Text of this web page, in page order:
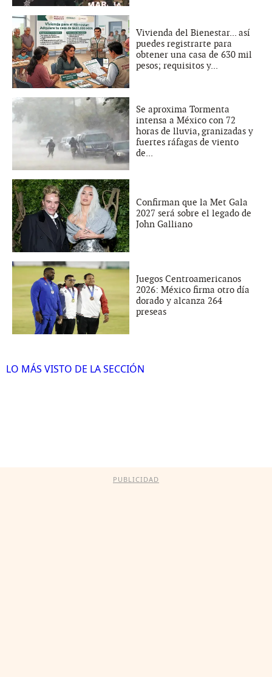
Vivienda del Bienestar... así
puedes registrarte para
obtener una casa de 630 mil
pesos; requisitos y...
Se aproxima Tormenta
intensa a México con 72
horas de lluvia, granizadas y
fuertes ráfagas de viento
de...
Confirman que la Met Gala
2027 será sobre el legado de
John Galliano
Juegos Centroamericanos
2026: México firma otro día
dorado y alcanza 264
preseas
LO MÁS VISTO DE LA SECCIÓN
PUBLICIDAD